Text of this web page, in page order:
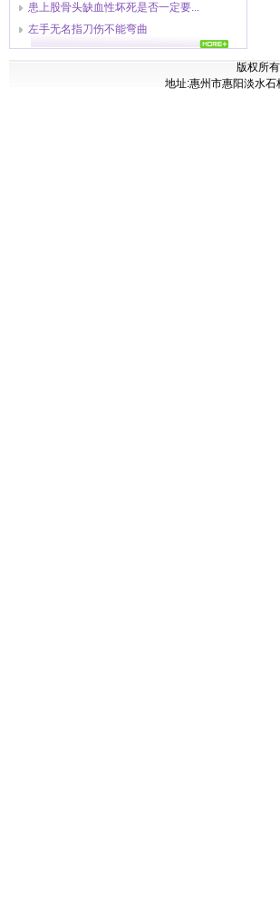
统护士演讲比赛初、决赛，获得比赛二等奖
2016年5月11日下午我院举行庆祝“5•12”国际护
2016年3月16日医院开展献爱心、无偿献血活动
患上股骨头缺血性坏死是否一定要...
左手无名指刀伤不能弯曲
版权所
地址:惠州市惠阳淡水